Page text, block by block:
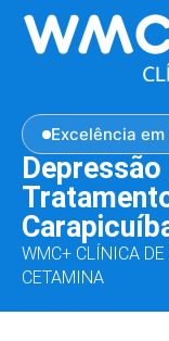
Excelência
WMC+ CLÍNICA
CETAMINA